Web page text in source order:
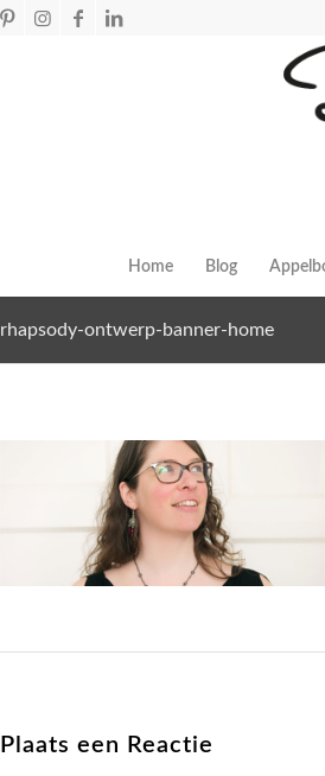
Home Blog
rhapsody-ontwerp-banner-home
Plaats een Reactie